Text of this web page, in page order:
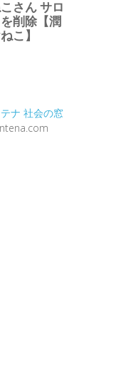
ナ 社会の窓